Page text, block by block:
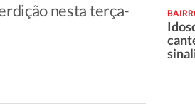
nesta terça-